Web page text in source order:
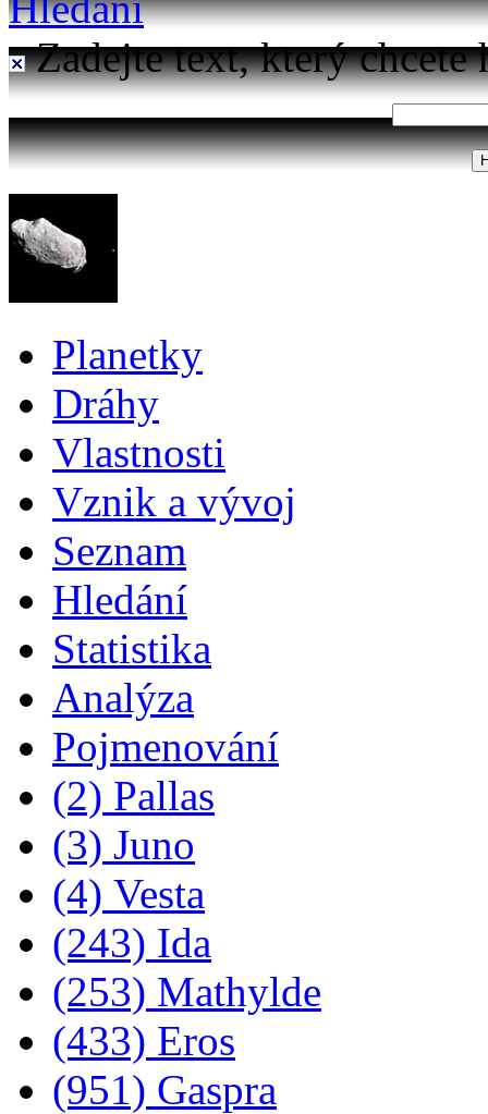
Zadejte text, který chcete
Planetky
Dráhy
Vlastnosti
Vznik a vývoj
Seznam
Hledání
Statistika
Analýza
Pojmenování
(2) Pallas
(3) Juno
(4) Vesta
(243) Ida
(253) Mathylde
(433) Eros
(951) Gaspra